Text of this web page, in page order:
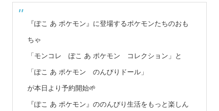
『ぽこ あ ポケモン』に登場するポケモンたちのおも
ちゃ
「モンコレ ぽこ あ ポケモン コレクション」と
「ぽこ あ ポケモン のんびりドール」
が本日より予約開始🌱
『ぽこ あ ポケモン』ののんびり生活をもっと楽しん